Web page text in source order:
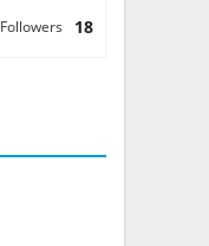
18
Followers